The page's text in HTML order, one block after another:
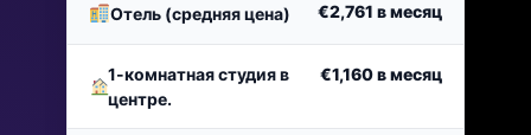
Отель (средняя цена) €2,761 в месяц
1-комнатная студия в
центре.
€1,160в месяц